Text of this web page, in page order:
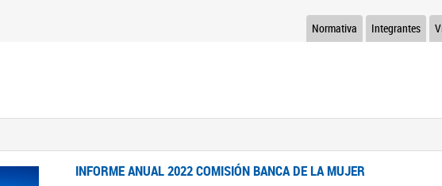
Integrantes
Normativa
INFORME ANUAL 2022 COMISIÓN BANCA DE LA MUJER